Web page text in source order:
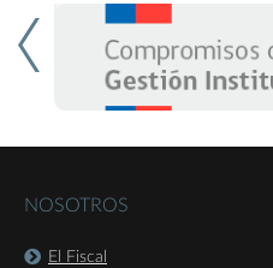
NOSOTROS
El Fiscal